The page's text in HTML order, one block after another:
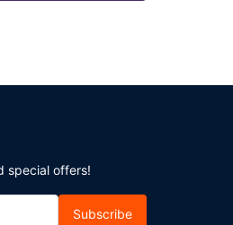
special offers!
Subscribe